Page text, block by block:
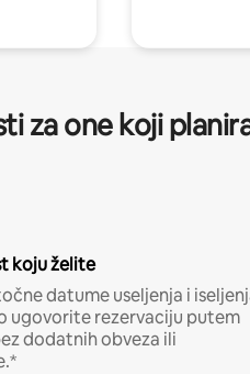
za one koji
koju želite
datume useljenja i
ugovorite rezervaciju putem
dodatnih obveza ili